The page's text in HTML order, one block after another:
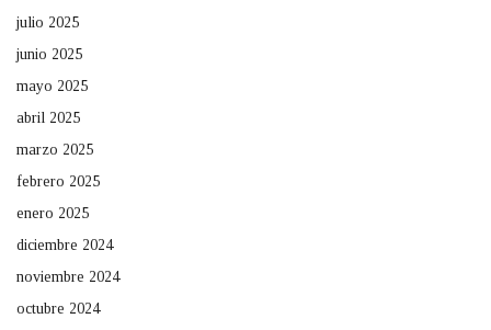
julio 2025
junio 2025
mayo 2025
abril 2025
marzo 2025
febrero 2025
enero 2025
diciembre 2024
noviembre 2024
octubre 2024